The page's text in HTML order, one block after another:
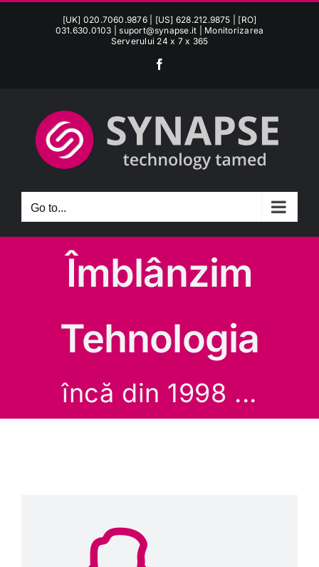
[UK] 020.7060.9876 | [US] 628.212.9875 | [RO]
031.630.0103 |suport@synapse.it | Monitorizarea
Serverului 24 x 7 x 365
Go to...
Îmblânzim
Tehnologia
încă din 1998 ...